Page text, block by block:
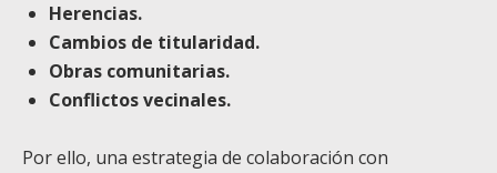
Herencias.
Cambios de titularidad.
Obras comunitarias.
Conflictos vecinales.
Por ello, una estrategia de colaboración con